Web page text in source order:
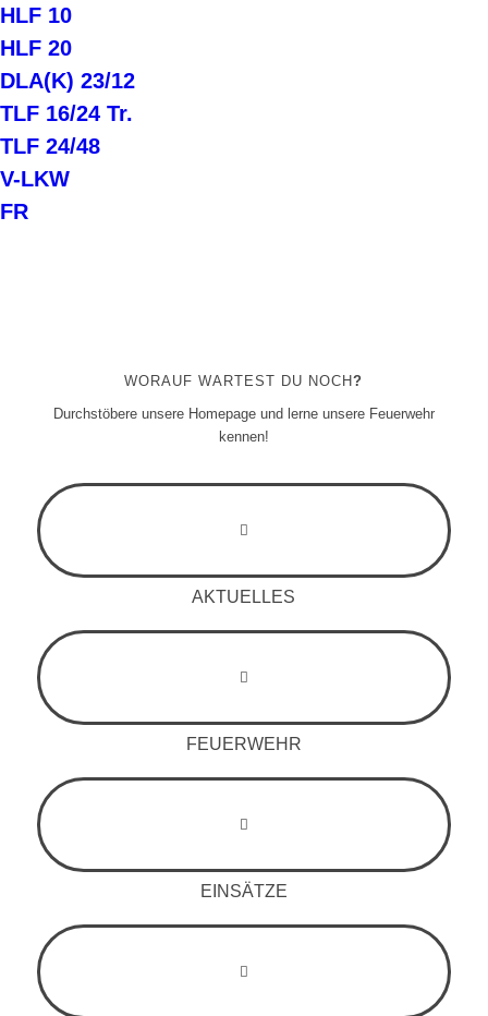
HLF 10
HLF 20
DLA(K) 23/12
TLF 16/24 Tr.
TLF 24/48
V-LKW
FR
WORAUF WARTEST DU NOCH?
Durchstöbere unsere Homepage und lerne unsere Feuerwehr
kennen!
AKTUELLES
FEUERWEHR
EINSÄTZE